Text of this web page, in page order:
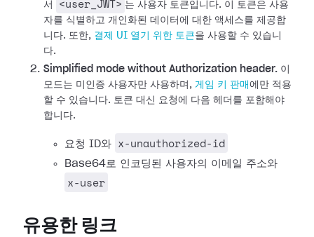
서 <user_JWT> 는 사용자 토큰입니다. 이 토큰은 사용
자를 식별하고 개인화된 데이터에 대한 액세스를 제공합
니다. 또한, 결제 UI 열기 위한 토큰을 사용할 수 있습니
다.
Simplified mode without Authorization header. 이
모드는 미인증 사용자만 사용하며, 게임 키 판매 에만 적용
할 수 있습니다. 토큰 대신 요청에 다음 헤더를 포함해야
합니다.
요청 ID와 x-unauthorized-id
Base64로 인코딩된 사용자의 이메일 주소와
x-user
유용한 링크